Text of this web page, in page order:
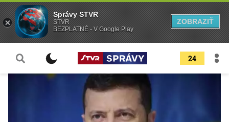
24
Správy STVR
STVR
BEZPLATNÉ - V Google Play
ZOBRAZIŤ